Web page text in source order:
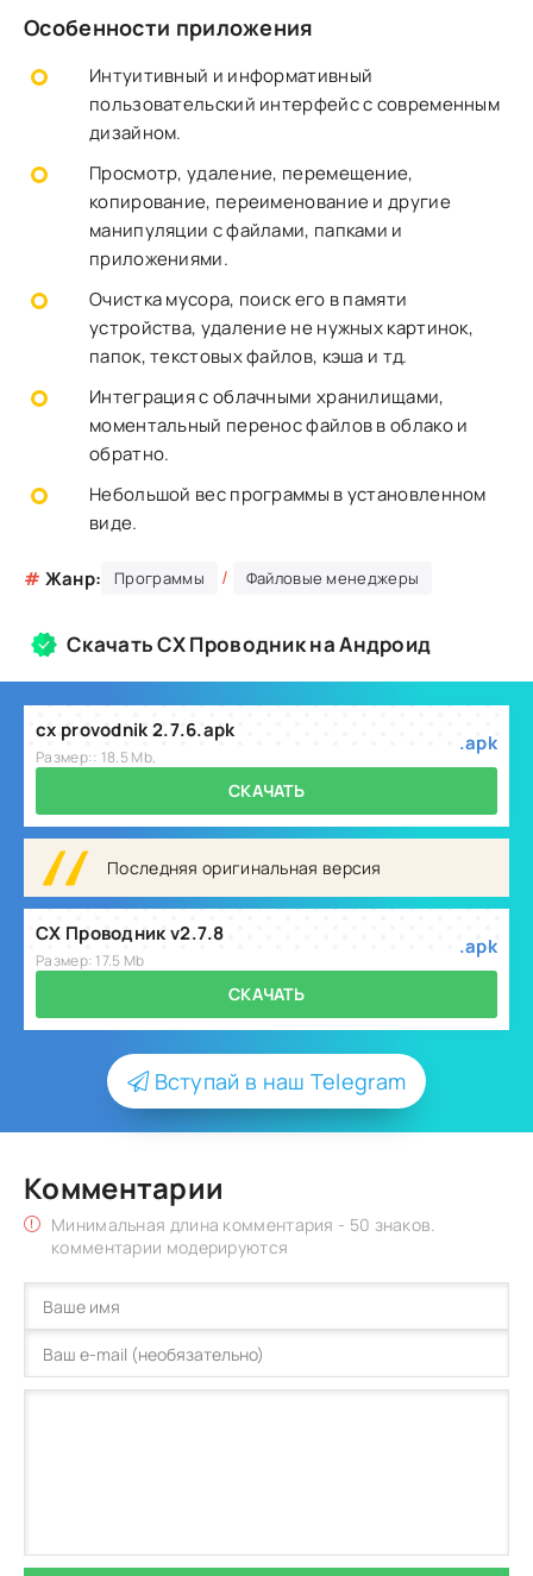
Особенности приложения
Интуитивный и информативный
пользовательский интерфейс с современным
дизайном.
Просмотр, удаление, перемещение,
копирование, переименование и другие
манипуляции с файлами, папками и
приложениями.
Очистка мусора, поиск его в памяти
устройства, удаление не нужных картинок,
папок, текстовых файлов, кэша и тд.
Интеграция с облачными хранилищами,
моментальный перенос файлов в облако и
обратно.
Небольшой вес программы в установленном
виде.
# Жанр: Программы / Файловые менеджеры
Скачать CX Проводник на Андроид
cx provodnik 2.7.6.apk
Размер:: 18.5 Mb,
.apk
СКАЧАТЬ
Последняя оригинальная версия
CX Проводник v2.7.8
Размер: 17.5 Mb
.apk
СКАЧАТЬ
Вступай в наш Telegram
Комментарии
Минимальная длина комментария - 50 знаков.
комментарии модерируются